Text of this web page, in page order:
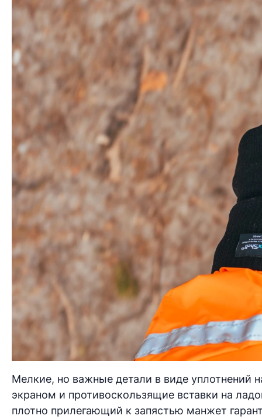
Мелкие, но важные детали в виде уплотнений
экраном и противоскользящие вставки на
плотно прилегающий к запястью манжет